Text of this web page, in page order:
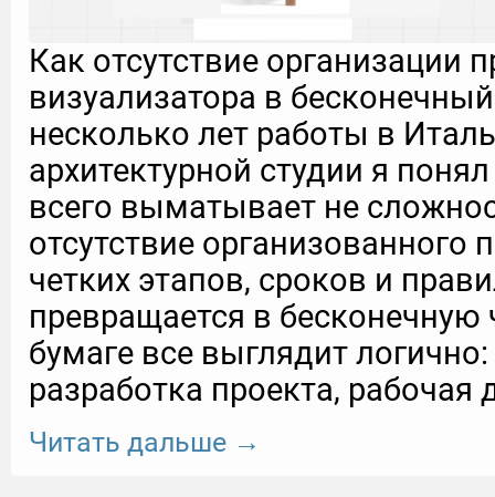
Как отсутствие организации
визуализатора в
несколько лет работы в
архитектурной студии я
всего выматывает не
отсутствие организованного
четких этапов, сроков и
превращается в
бумаге все выглядит
разработка проекта, рабочая
Читать дальше →